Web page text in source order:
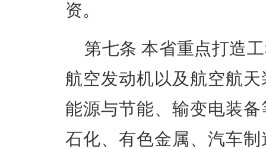
资。
第七条 本省重点打造
航空发动机以及航空航
能源与节能、输变电装
石化、有色金属、汽车